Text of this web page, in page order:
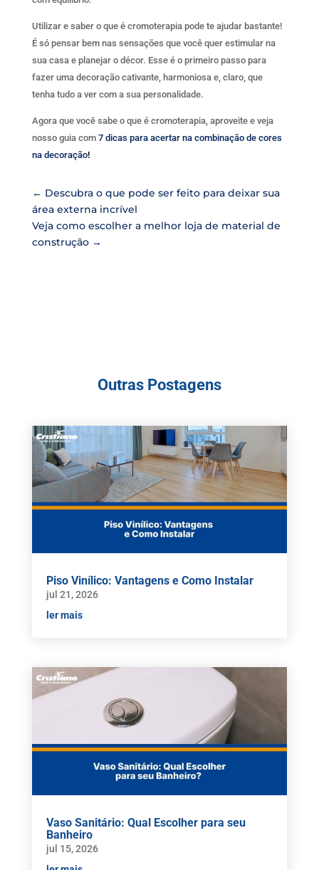
Utilizar e saber o que é cromoterapia pode te ajudar bastante!
É só pensar bem nas sensações que você quer estimular na
sua casa e planejar o décor. Esse é o primeiro passo para
fazer uma decoração cativante, harmoniosa e, claro, que
tenha tudo a ver com a sua personalidade.
Agora que você sabe o que é cromoterapia, aproveite e veja
nosso guia com 7 dicas para acertar na combinação de cores
na decoração!
← Descubra o que pode ser feito para deixar sua
área externa incrível
Veja como escolher a melhor loja de material de
construção→
Outras Postagens
Piso Vinílico: Vantagens e Como Instalar
jul 21, 2026
ler mais
Vaso Sanitário: Qual Escolher para seu
Banheiro
jul 15, 2026